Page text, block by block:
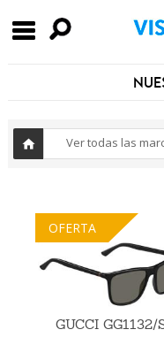
Ver todas las
OFERTA
GUCCI GG1132/